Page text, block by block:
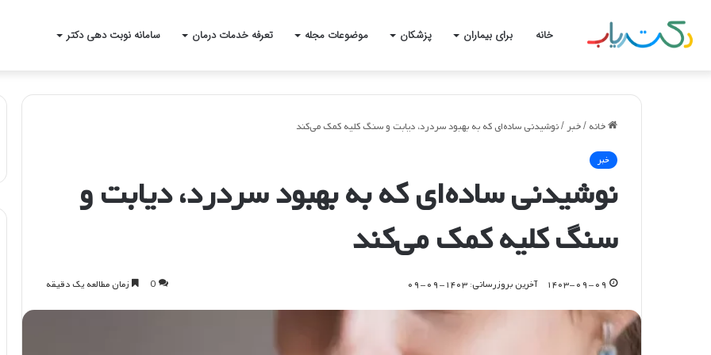
خانه برای بیماران پزشکان موضوعات مجله تعرفه خدمات درمان سامانه نوبت دهی دکتر
خانه /خبر/نوشیدنی ساده‌ای که به بهبود سردرد، دیابت و سنگ کلیه کمک می‌کند
خبر
نوشیدنی ساده‌ای که به بهبود سردرد، دیابت و
سنگ کلیه کمک می‌کند
۱۴۰۳-۰۹-۰۹ آخرین بروزرسانی: ۱۴۰۳-۰۹-۰۹ 0 زمان مطالعه یک دقیقه